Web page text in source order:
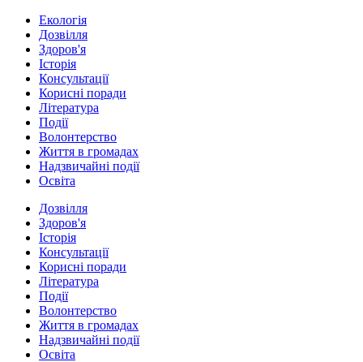
Екологія
Дозвілля
Здоров'я
Історія
Консультації
Корисні поради
Література
Події
Волонтерство
Життя в громадах
Надзвичайні події
Освіта
Дозвілля
Здоров'я
Історія
Консультації
Корисні поради
Література
Події
Волонтерство
Життя в громадах
Надзвичайні події
Освіта